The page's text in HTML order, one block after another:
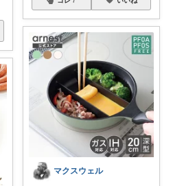
マクスウェル